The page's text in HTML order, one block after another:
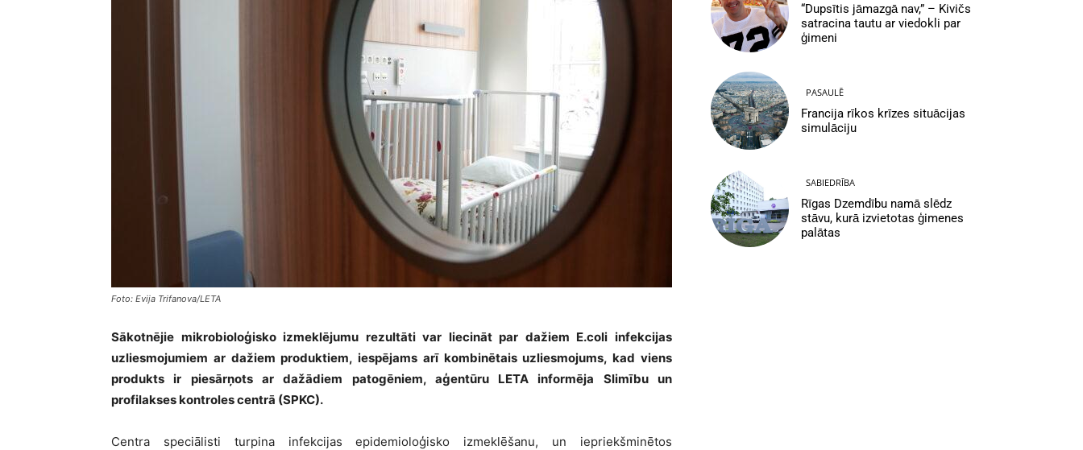
Foto: Evija Trifanova/LETA
Sākotnējie mikrobioloģisko izmeklējumu rezultāti var liecināt par dažiem E.coli infekcijas
uzliesmojumiem ar dažiem produktiem, iespējams arī kombinētais uzliesmojums, kad viens
produkts ir piesārņots ar dažādiem patogēniem, aģentūru LETA informēja Slimību un
profilakses kontroles centrā (SPKC).
Centra speciālisti turpina infekcijas epidemioloģisko izmeklēšanu, un iepriekšminētos
“Dupsītis jāmazgā nav,” – Kivičs
satracina tautu ar viedokli par
ģimeni
PASAULĒ
Francija rīkos krīzes situācijas
simulāciju
SABIEDRĪBA
Rīgas Dzemdību namā slēdz
stāvu, kurā izvietotas ģimenes
palātas